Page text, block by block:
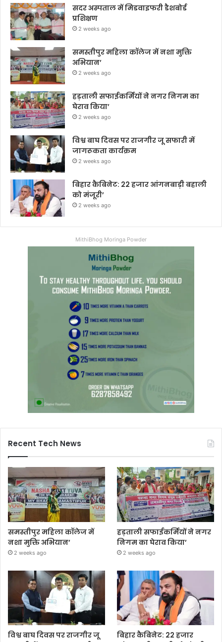
सदर अस्पताल में मिडवाइफरी डैशबोर्ड
प्रशिक्षण
2 weeks ago
समस्तीपुर महिला कॉलेज में नशा मुक्ति
अभियान’
2 weeks ago
हड़ताली सफाईकर्मियों ने नगर निगम का
घेराव किया’
2 weeks ago
विश्व बाघ दिवस पर राजगीर जू सफारी में
जागरूकता कार्यक्रम
2 weeks ago
बिहार कैबिनेट: 22 हजार आंगनबाड़ी बहाली
को मंजूरी’
2 weeks ago
MithiBhog Moringa Powder
Recent Tech News
समस्तीपुर महिला कॉलेज में
नशा मुक्ति अभियान’
2 weeks ago
हड़ताली सफाईकर्मियों ने नगर
निगम का घेराव किया’
2 weeks ago
विश्व बाघ दिवस पर राजगीर जू
बिहार कैबिनेट: 22 हजार